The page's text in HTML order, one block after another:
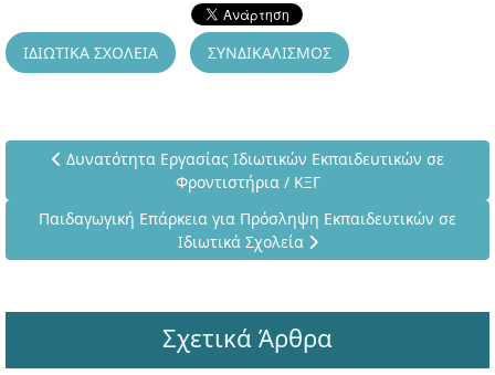
ΙΔΙΩΤΙΚΑ ΣΧΟΛΕΙΑ ΣΥΝΔΙΚΑΛΙΣΜΟΣ
Προηγούμενο άρθρο: Δυνατότητα Εργασίας Ιδιωτικών
Δυνατότητα Εργασίας Ιδιωτικών Εκπαιδευτικών σε
Φροντιστήρια / ΚΞΓ
Επόμενο άρθρο: Παιδαγωγική Επάρκεια για Πρόσληψη
Παιδαγωγική Επάρκεια για Πρόσληψη Εκπαιδευτικών σε
Ιδιωτικά Σχολεία
Σχετικά Άρθρα